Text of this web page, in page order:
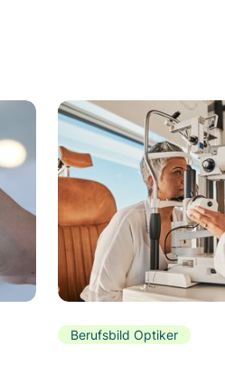
Berufsbild Optiker